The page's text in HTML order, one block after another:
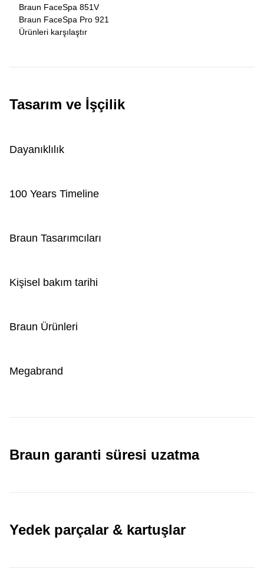
Braun FaceSpa 851V
Braun FaceSpa Pro 921
Ürünleri karşılaştır
Tasarım ve İşçilik
Dayanıklılık
100 Years Timeline
Braun Tasarımcıları
Kişisel bakım tarihi
Braun Ürünleri
Megabrand
Braun garanti süresi uzatma
Yedek parçalar & kartuşlar